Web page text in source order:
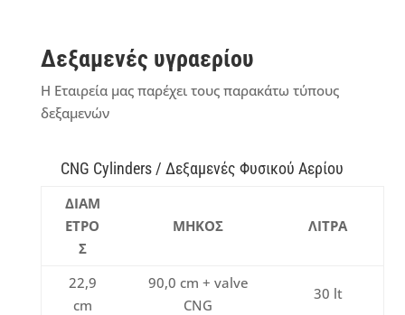
Δεξαμενές υγραερίου
Η Εταιρεία μας παρέχει τους παρακάτω τύπους
δεξαμενών
CNG Cylinders / Δεξαμενές Φυσικού Αερίου
ΔΙΑΜ
ΕΤΡΟ
Σ
ΜΗΚΟΣ ΛΙΤΡΑ
22,9
cm
90,0 cm + valve
CNG
30 lt